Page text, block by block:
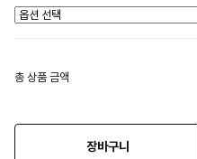
총 상품 금액
장바구니